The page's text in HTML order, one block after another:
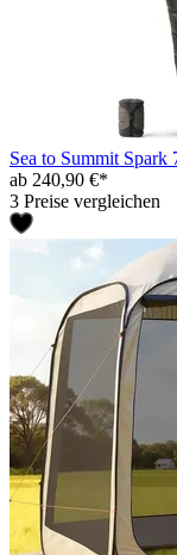
Sea to Summit Spark
ab 240,90 €*
3 Preise vergleichen